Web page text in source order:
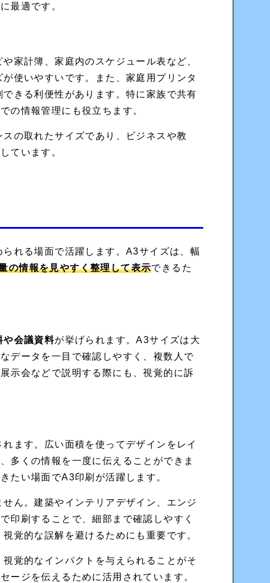
最適です。
家計簿、家庭内のスケジュール表など、
使いやすいです。また、家庭用プリンタ
きる利便性があります。特に家族で共有
の情報管理にも役立ちます。
の取れたサイズであり、ビジネスや教
ています。
れる場面で活躍します。A3サイズは、幅
の情報を見やすく整理して表示できるた
や会議資料が挙げられます。A3サイズは大
データを一目で確認しやすく、複数人で
示会などで説明する際にも、視覚的に訴
ます。広い面積を使ってデザインをレイ
多くの情報を一度に伝えることができま
たい場面でA3印刷が活躍します。
ん。建築やインテリアデザイン、エンジ
印刷することで、細部まで確認しやすく
覚的な誤解を避けるためにも重要です。
覚的なインパクトを与えられることがそ
ージを伝えるために活用されています。